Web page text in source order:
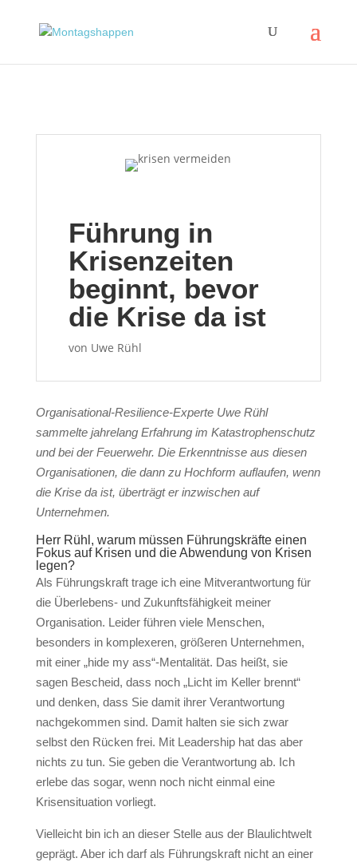
Führung in
Krisenzeiten
beginnt, bevor
die Krise da ist
von Uwe Rühl
Organisational-Resilience-Experte Uwe Rühl
sammelte jahrelang Erfahrung im Katastrophenschutz
und bei der Feuerwehr. Die Erkenntnisse aus diesen
Organisationen, die dann zu Hochform auflaufen, wenn
die Krise da ist, überträgt er inzwischen auf
Unternehmen.
Herr Rühl, warum müssen Führungskräfte einen
Fokus auf Krisen und die Abwendung von Krisen
legen?
Als Führungskraft trage ich eine Mitverantwortung für
die Überlebens- und Zukunftsfähigkeit meiner
Organisation. Leider führen viele Menschen,
besonders in komplexeren, größeren Unternehmen,
mit einer „hide my ass“-Mentalität. Das heißt, sie
sagen Bescheid, dass noch „Licht im Keller brennt“
und denken, dass Sie damit ihrer Verantwortung
nachgekommen sind. Damit halten sie sich zwar
selbst den Rücken frei. Mit Leadership hat das aber
nichts zu tun. Sie geben die Verantwortung ab. Ich
erlebe das sogar, wenn noch nicht einmal eine
Krisensituation vorliegt.
Vielleicht bin ich an dieser Stelle aus der Blaulichtwelt
geprägt. Aber ich darf als Führungskraft nicht an einer